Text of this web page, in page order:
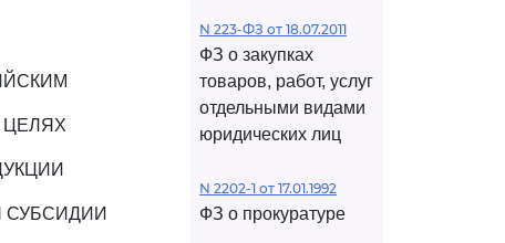
N 223-ФЗ от 18.07.2011
ФЗ о закупках
товаров, работ, услуг
отдельными видами
юридических лиц
N 2202-1 от 17.01.1992
ФЗ о прокуратуре